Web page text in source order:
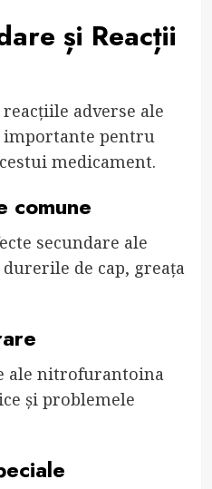
și Reacții
adverse ale
pentru
medicament.
comune
secundare ale
de cap, greața
ale nitrofurantoina
și problemele